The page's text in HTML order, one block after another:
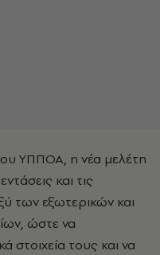
ΥΠΠΟΑ, η νέα μελέτη
και τις
των εξωτερικών και
ώστε να
στοιχεία τους και να